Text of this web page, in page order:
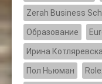
Zerah Business
Образование
Ирина
Пол Ньюман